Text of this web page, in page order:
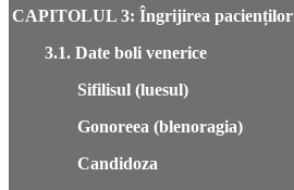
CAPITOLUL 3: Îngrijirea pacienților
3.1. Date boli venerice
Sifilisul (luesul)
Gonoreea (blenoragia)
Candidoza